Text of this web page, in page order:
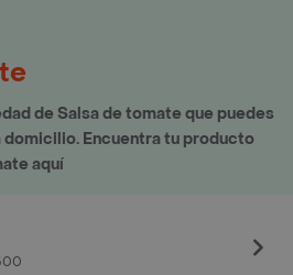
de Salsa de tomate que puedes
Encuentra tu producto
aquí